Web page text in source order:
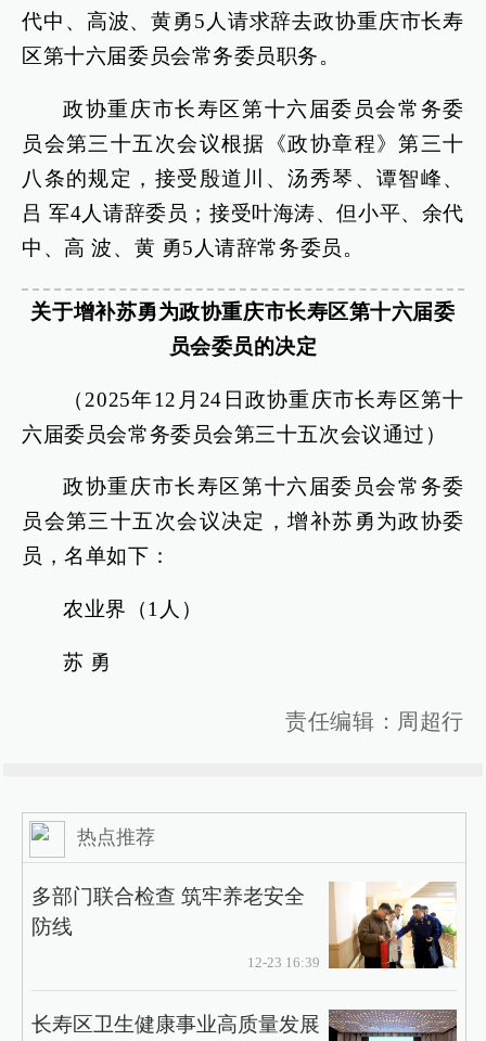
代中、高波、黄勇5人请求辞去政协重庆市长寿
区第十六届委员会常务委员职务。
政协重庆市长寿区第十六届委员会常务委
员会第三十五次会议根据《政协章程》第三十
八条的规定，接受殷道川、汤秀琴、谭智峰、
吕 军4人请辞委员；接受叶海涛、但小平、余代
中、高 波、黄 勇5人请辞常务委员。
关于增补苏勇为政协重庆市长寿区第十六届委
员会委员的决定
（2025年12月24日政协重庆市长寿区第十
六届委员会常务委员会第三十五次会议通过）
政协重庆市长寿区第十六届委员会常务委
员会第三十五次会议决定，增补苏勇为政协委
员，名单如下：
农业界（1人）
苏 勇
责任编辑：周超行
热点推荐
多部门联合检查 筑牢养老安全
防线
12-23 16:39
长寿区卫生健康事业高质量发展